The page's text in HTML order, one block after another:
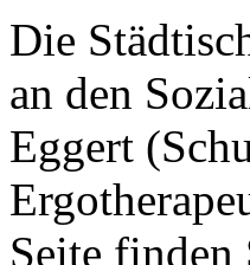
Die
an den
Eggert
Seite